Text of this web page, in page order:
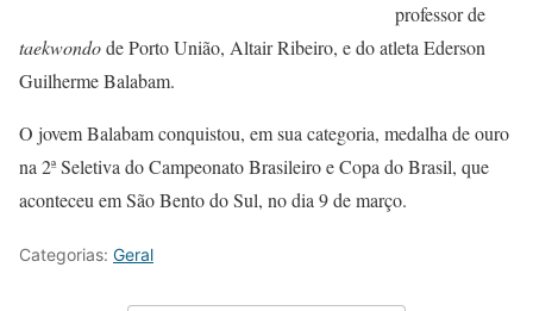
professor de
taekwondode Porto União, Altair Ribeiro, e do atleta Ederson
Guilherme Balabam.
O jovem Balabam conquistou, em sua categoria, medalha de ouro
na 2ª Seletiva do Campeonato Brasileiro e Copa do Brasil, que
aconteceu em São Bento do Sul, no dia 9 de março.
Categorias: Geral